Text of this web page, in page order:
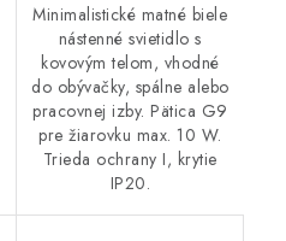
Minimalistické matné biele
nástenné svietidlo s
kovovým telom, vhodné
do obývačky, spálne alebo
pracovnej izby. Pätica G9
pre žiarovku max. 10 W.
Trieda ochrany I, krytie
IP20.